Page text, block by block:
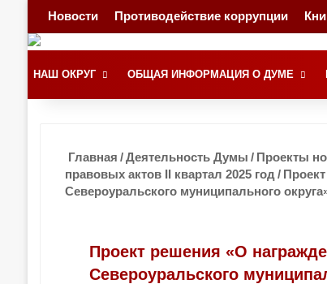
Новости Противодействие коррупции
НАШ ОКРУГ ОБЩАЯ ИНФОРМАЦИЯ О ДУМЕ
Главная / Деятельность Думы / Проекты
правовых актов II квартал 2025 год /
Североуральского муниципального
Проект решения «О
Североуральского